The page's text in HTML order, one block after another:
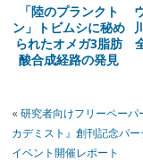
「陸のプランクト
ン」トビムシに秘め
られたオメガ3脂肪
酸合成経路の発見
«研究者向けフリーペーパ
カデミスト』創刊記念パー
イベント開催レポート